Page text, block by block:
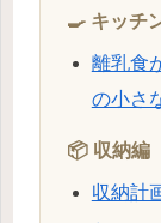
🍳 キッチ
離乳食
の小さ
📦 収納編
収納計